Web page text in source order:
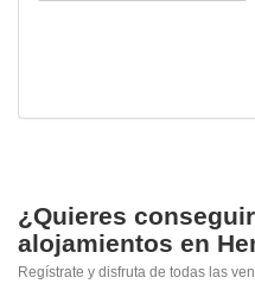
¿Quieres
alojamientos en
Regístrate y disfruta de todas las